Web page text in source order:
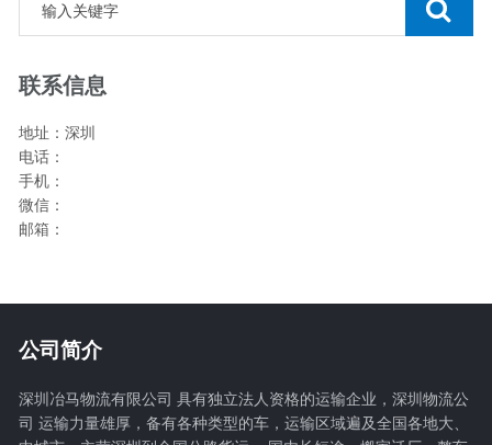
联系信息
地址：深圳
电话：
手机：
微信：
邮箱：
公司简介
深圳冶马物流有限公司 具有独立法人资格的运输企业，深圳物流公
司 运输力量雄厚，备有各种类型的车，运输区域遍及全国各地大、